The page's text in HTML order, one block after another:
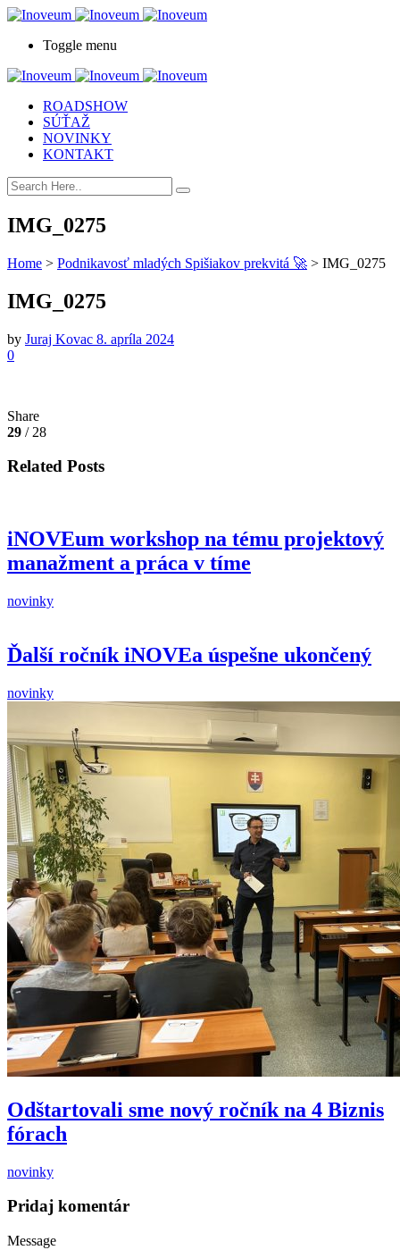
Toggle menu
ROADSHOW
SÚŤAŽ
NOVINKY
KONTAKT
IMG_0275
Home > Podnikavosť mladých Spišiakov prekvitá 🚀 > IMG_0275
IMG_0275
by Juraj Kovac 8. apríla 2024
0
Share
29 / 28
Related Posts
iNOVEum workshop na tému projektový
manažment a práca v tíme
novinky
Ďalší ročník iNOVEa úspešne ukončený
novinky
Odštartovali sme nový ročník na 4 Biznis
fórach
novinky
Pridaj komentár
Message